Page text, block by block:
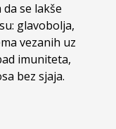
se lakše
glavobolja,
vezanih uz
imuniteta,
bez sjaja.